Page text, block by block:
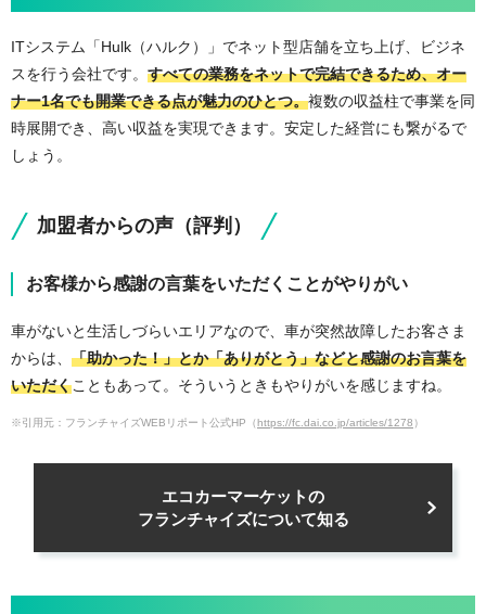
ITシステム「Hulk（ハルク）」でネット型店舗を立ち上げ、ビジネ
スを行う会社です。 すべての業務をネットで完結できるため、オー
ナー1名でも開業できる点が魅力のひとつ。複数の収益柱で事業を同
時展開でき、高い収益を実現できます。安定した経営にも繋がるで
しょう。
加盟者からの声（評判）
お客様から感謝の言葉をいただくことがやりがい
車がないと生活しづらいエリアなので、車が突然故障したお客さま
からは、 「助かった！」とか「ありがとう」などと感謝のお言葉を
いただくこともあって。そういうときもやりがいを感じますね。
※引用元：フランチャイズWEBリポート公式HP（https://fc.dai.co.jp/articles/1278 ）
エコカーマーケットの
フランチャイズについて知る